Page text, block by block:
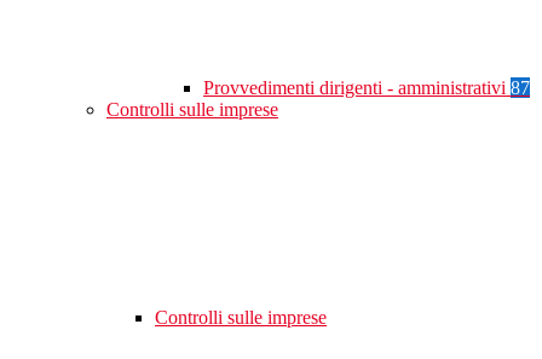
Provvedimenti dirigenti - amministrativi 87
Controlli sulle imprese
Controlli sulle imprese